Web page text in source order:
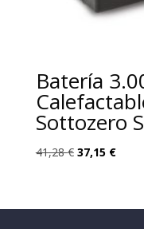
Batería
Sottozero
41,28€ El
era:
37,15 €El
es: